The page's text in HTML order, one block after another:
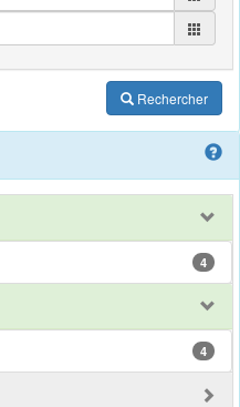
Rechercher
4
4